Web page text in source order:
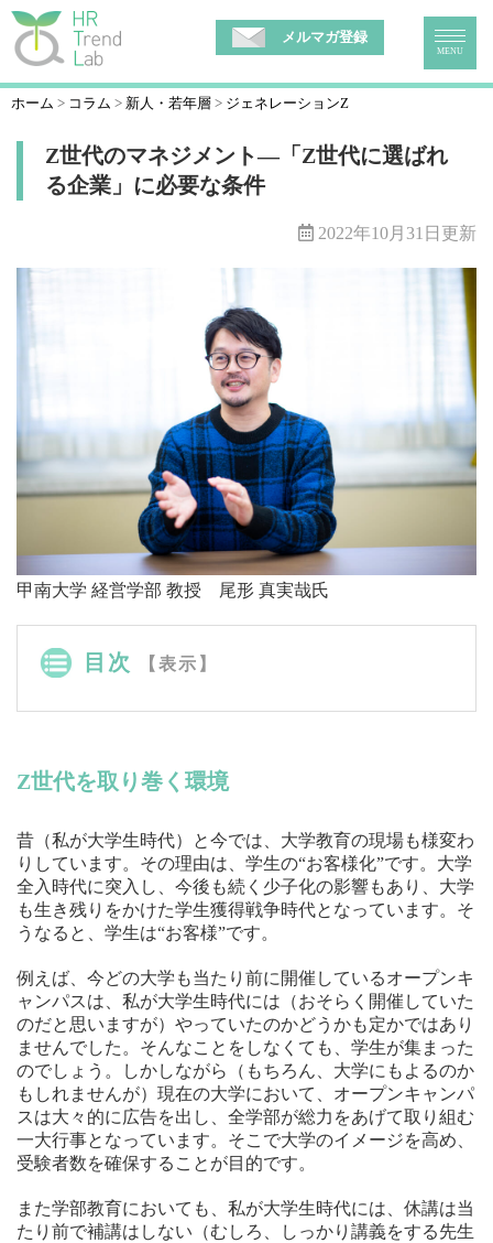
メルマガ登録
MENU
ホーム コラム 新人・若年層 ジェネレーションZ
Z世代のマネジメント―「Z世代に選ばれ
る企業」に必要な条件
2022年10月31日更新
甲南大学 経営学部 教授 尾形 真実哉氏
目次 【表示】
Z世代を取り巻く環境
昔（私が大学生時代）と今では、大学教育の現場も様変わ
りしています。その理由は、学生の“お客様化”です。大学
全入時代に突入し、今後も続く少子化の影響もあり、大学
も生き残りをかけた学生獲得戦争時代となっています。そ
うなると、学生は“お客様”です。
例えば、今どの大学も当たり前に開催しているオープンキ
ャンパスは、私が大学生時代には（おそらく開催していた
のだと思いますが）やっていたのかどうかも定かではあり
ませんでした。そんなことをしなくても、学生が集まった
のでしょう。しかしながら（もちろん、大学にもよるのか
もしれませんが）現在の大学において、オープンキャンパ
スは大々的に広告を出し、全学部が総力をあげて取り組む
一大行事となっています。そこで大学のイメージを高め、
受験者数を確保することが目的です。
また学部教育においても、私が大学生時代には、休講は当
たり前で補講はしない（むしろ、しっかり講義をする先生